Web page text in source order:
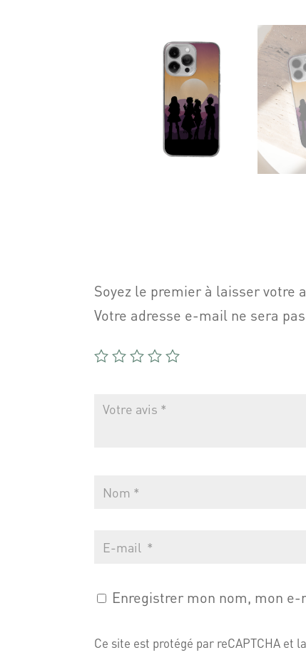
Soyez le premier à laisser votre
Votre adresse e-mail ne sera
Enregistrer mon nom, mon
Ce site est protégé par reCAPTCHA et la